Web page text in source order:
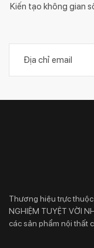
Kiến tạo không gian
Thương hiệu trực
NGHIỆM TUYỆT VỜI
các sản phẩm nội thất